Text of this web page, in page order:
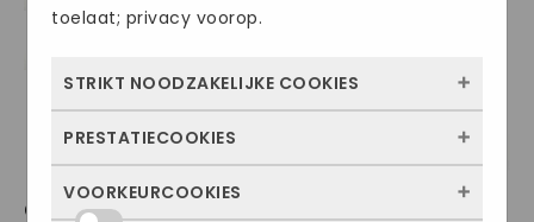
GABOR1230
toelaat; privacy voorop.
STRIKT NOODZAKELIJKE COOKIES
Deze cookies zorgen ervoor dat de website
kunnen niet worden uitgezet. Meestal
PRESTATIECOOKIES
Met deze cookies zien we hoe vaak onze
VOORKEURCOOKIES